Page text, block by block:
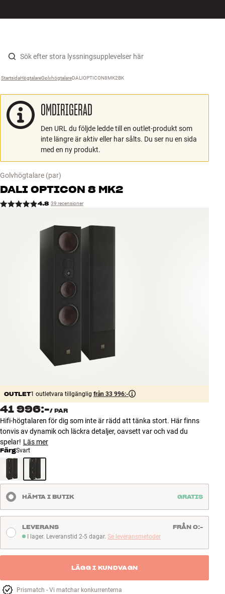
Hopp til innhold
Högtalare
Hörlurar
Surround
TV
System
Kablar
MÄRKEN
NYHETER
Kundtjänst
Bygg med ljud
Företag
Startsida ›
Högtalare ›
Golvhögtalare ›
DALIOPTICON8MK2BK
OMDIRIGERAD
Den URL du följde ledde till en outlet-produkt som
inte längre är aktiv eller har sålts. Du ser nu en sida
med en ny produkt.
Golvhögtalare (par)
DALIOPTICON 8 MK2
4.8 39 recensioner
OUTLET1 outletvara tillgänglig från 33 996:-
41 996:-/ PAR
Hifi-högtalaren för dig som inte är rädd att tänka stort. Här finns
tonvis av dynamik och läckra detaljer, oavsett var och vad du
spelar! Läs mer
FärgSvart
HÄMTA I BUTIK GRATIS
I lager. Leveranstid 2-5 dagar
I lager. Leveranstid 2-5 dagar. Se leveransmetoder
LEVERANS FRÅN 0:-
LÄGG I KUNDVAGN
Prismatch - Vi matchar konkurrenterna